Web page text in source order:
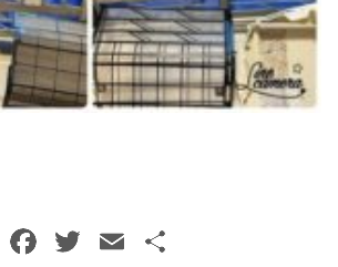
ご予約・お問い合わせ
0120-396-620
F T E